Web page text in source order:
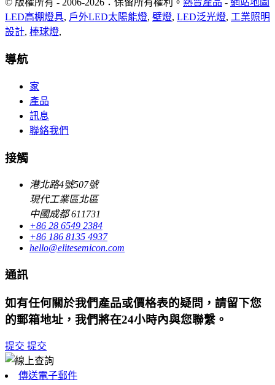
© 版權所有 - 2006-2026：保留所有權利。 熱賣產品 - 網站地圖
LED高棚燈具, 戶外LED太陽能燈, 壁燈, LED泛光燈, 工業照明
設計, 棒球燈,
導航
家
產品
訊息
聯絡我們
接觸
港北路4號507號
現代工業區北區
中國成都 611731
+86 28 6549 2384
+86 186 8135 4937
hello@elitesemicon.com
通訊
如有任何關於我們產品或價格表的疑問，請留下您
的郵箱地址，我們將在24小時內與您聯繫。
提交 提交
傳送電子郵件